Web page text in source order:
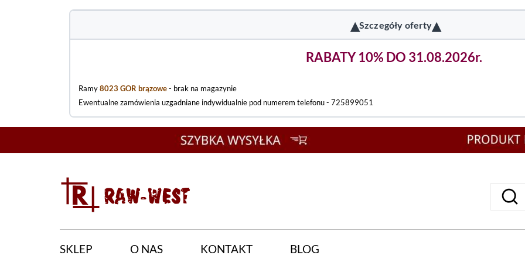
▴Szczegóły oferty▴
RABATY 10% DO 31.08.2026r.
Ramy8023 GOR brązowe- brak na magazynie
Ewentualne zamówienia uzgadniane indywidualnie pod numerem telefonu - 725899051
SKLEP O NAS KONTAKT BLOG